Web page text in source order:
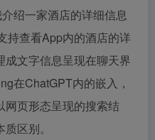
绍一家酒店的详细信息
持查看App内的酒店的详
文字信息呈现在聊天界
在ChatGPT内的嵌入，
网页形态呈现的搜索结
区别。